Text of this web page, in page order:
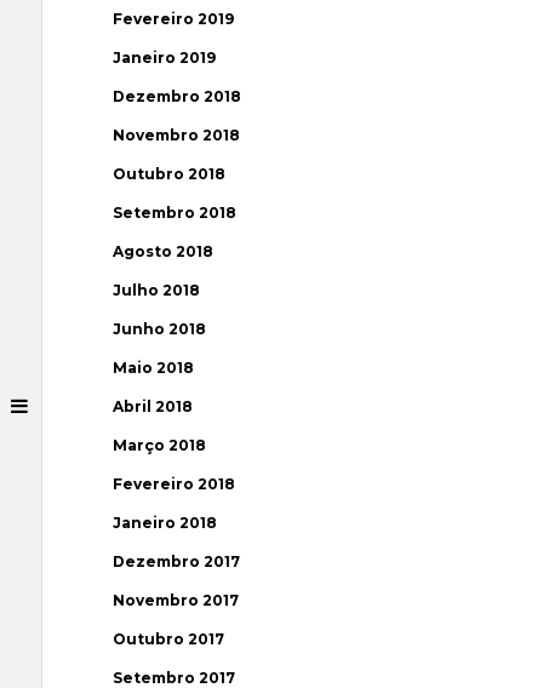
Fevereiro 2019
Janeiro 2019
Dezembro 2018
Novembro 2018
Outubro 2018
Setembro 2018
Agosto 2018
Julho 2018
Junho 2018
Maio 2018
Abril 2018
Março 2018
Fevereiro 2018
Janeiro 2018
Dezembro 2017
Novembro 2017
Outubro 2017
Setembro 2017